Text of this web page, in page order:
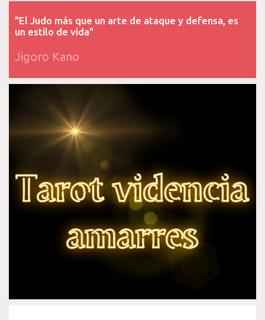
"El Judo más que un arte de ataque y defensa, es
un estilo de vida"
Jigoro Kano